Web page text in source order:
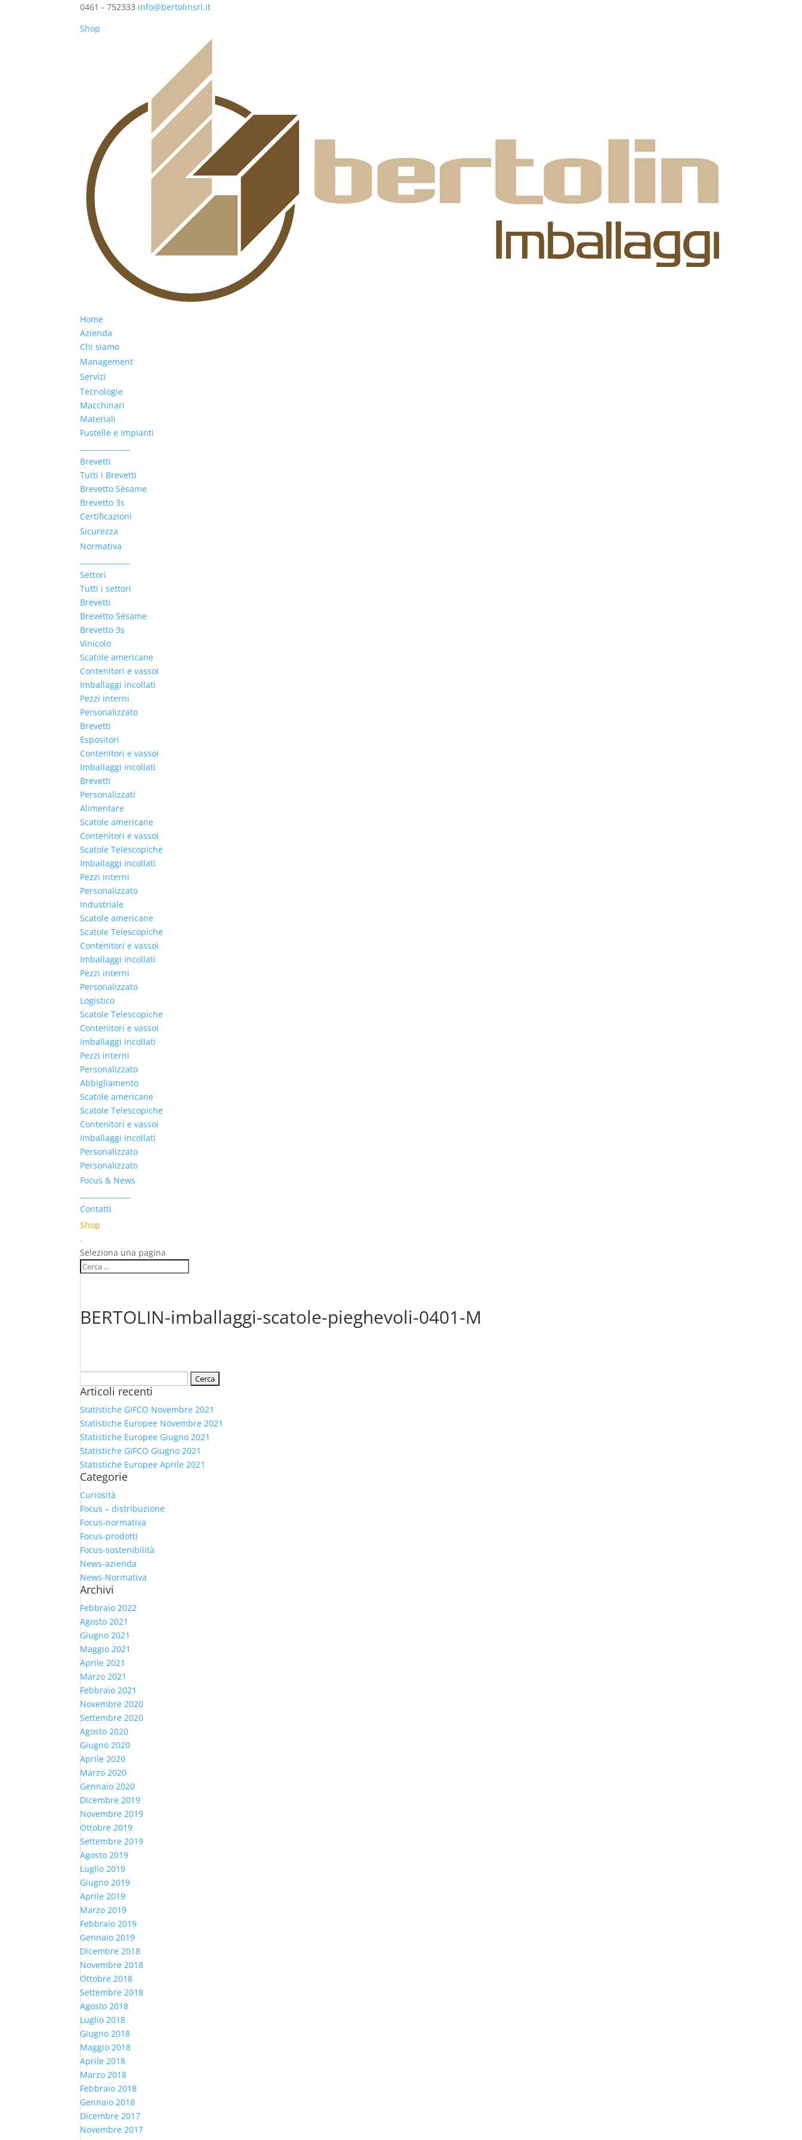
0461 - 752333 info@bertolinsrl.it
Shop
Home
Azienda
Chi siamo
Management
Servizi
Tecnologie
Macchinari
Materiali
Fustelle e Impianti
Brevetti
Tutti i Brevetti
Brevetto Sèsame
Brevetto 3s
Certificazioni
Sicurezza
Normativa
Settori
Tutti i settori
Brevetti
Brevetto Sésame
Brevetto 3s
Vinicolo
Scatole americane
Contenitori e vassoi
Imballaggi incollati
Pezzi interni
Personalizzato
Brevetti
Espositori
Contenitori e vassoi
Imballaggi incollati
Brevetti
Personalizzati
Alimentare
Scatole americane
Contenitori e vassoi
Scatole Telescopiche
Imballaggi incollati
Pezzi interni
Personalizzato
Industriale
Scatole americane
Scatole Telescopiche
Contenitori e vassoi
Imballaggi incollati
Pezzi interni
Personalizzato
Logistico
Scatole Telescopiche
Contenitori e vassoi
Imballaggi incollati
Pezzi interni
Personalizzato
Abbigliamento
Scatole americane
Scatole Telescopiche
Contenitori e vassoi
Imballaggi incollati
Personalizzato
Personalizzato
Focus & News
Contatti
Shop
.
Seleziona una pagina
BERTOLIN-imballaggi-scatole-pieghevoli-0401-M
per:
Articoli recenti
Statistiche GIFCO Novembre 2021
Statistiche Europee Novembre 2021
Statistiche Europee Giugno 2021
Statistiche GIFCO Giugno 2021
Statistiche Europee Aprile 2021
Categorie
Curiosità
Focus – distribuzione
Focus-normativa
Focus-prodotti
Focus-sostenibilità
News-azienda
News-Normativa
Archivi
Febbraio 2022
Agosto 2021
Giugno 2021
Maggio 2021
Aprile 2021
Marzo 2021
Febbraio 2021
Novembre 2020
Settembre 2020
Agosto 2020
Giugno 2020
Aprile 2020
Marzo 2020
Gennaio 2020
Dicembre 2019
Novembre 2019
Ottobre 2019
Settembre 2019
Agosto 2019
Luglio 2019
Giugno 2019
Aprile 2019
Marzo 2019
Febbraio 2019
Gennaio 2019
Dicembre 2018
Novembre 2018
Ottobre 2018
Settembre 2018
Agosto 2018
Luglio 2018
Giugno 2018
Maggio 2018
Aprile 2018
Marzo 2018
Febbraio 2018
Gennaio 2018
Dicembre 2017
Novembre 2017